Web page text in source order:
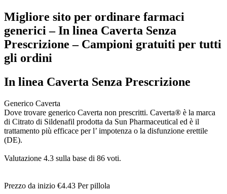
Migliore sito per ordinare farmaci
generici – In linea Caverta Senza
Prescrizione – Campioni gratuiti per tutti
gli ordini
In linea Caverta Senza Prescrizione
Generico Caverta
Dove trovare generico Caverta non prescritti. Caverta® è la marca
di Citrato di Sildenafil prodotta da Sun Pharmaceutical ed è il
trattamento più efficace per l’ impotenza o la disfunzione erettile
(DE).
Valutazione 4.3 sulla base di 86 voti.
Prezzo da inizio €4.43 Per pillola